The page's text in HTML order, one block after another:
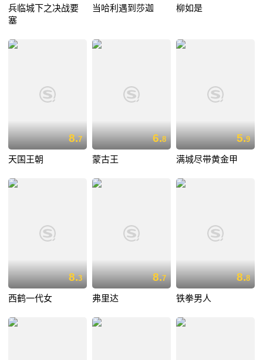
兵临城下之决战要
塞
当哈利遇到莎迦 柳如是
8.7
天国王朝
6.8
蒙古王
5.9
满城尽带黄金甲
8.3
西鹤一代女
8.7
弗里达
8.8
铁拳男人